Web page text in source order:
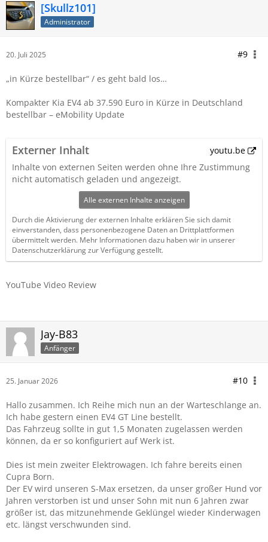
[Skullz101]
Administrator
20. Juli 2025 #9
„in Kürze bestellbar“ / es geht bald los…
Kompakter Kia EV4 ab 37.590 Euro in Kürze in Deutschland
bestellbar – eMobility Update
Externer Inhalt
youtu.be
Inhalte von externen Seiten werden ohne Ihre Zustimmung
nicht automatisch geladen und angezeigt.
Alle externen Inhalte anzeigen
Durch die Aktivierung der externen Inhalte erklären Sie sich damit
einverstanden, dass personenbezogene Daten an Drittplattformen
übermittelt werden. Mehr Informationen dazu haben wir in unserer
Datenschutzerklärung zur Verfügung gestellt.
YouTube Video Review
Jay-B83
Anfänger
25. Januar 2026 #10
Hallo zusammen. Ich Reihe mich nun an der Warteschlange an.
Ich habe gestern einen EV4 GT Line bestellt.
Das Fahrzeug sollte in gut 1,5 Monaten zugelassen werden
können, da er so konfiguriert auf Werk ist.
Dies ist mein zweiter Elektrowagen. Ich fahre bereits einen
Cupra Born.
Der EV wird unseren S-Max ersetzen, da unser großer Hund vor
Jahren verstorben ist und unser Sohn mit nun 6 Jahren zwar
größer ist, das mitzunehmende Geklüngel wieder Kinderwagen
etc. längst verschwunden sind.